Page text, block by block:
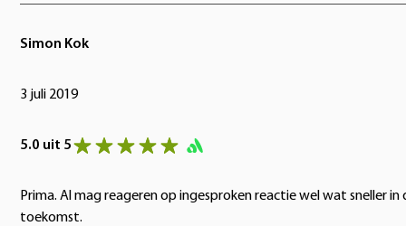
Simon Kok
3 juli 2019
5.0 uit 5
Prima. Al mag reageren op ingesproken reactie wel wat sneller in
toekomst.